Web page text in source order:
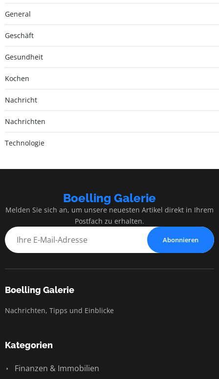
General
Geschäft
Gesundheit
Kochen
Nachricht
Nachrichten
Technologie
Boelling Galerie
Melden Sie sich an, um unsere neuesten Artikel direkt in Ihrem
Postfach zu erhalten.
Abonnieren
Boelling Galerie
Nachrichten, Tipps und Einblicke
Kategorien
Finanzen & Immobilien